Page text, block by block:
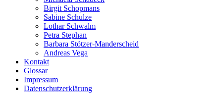
Birgit Schopmans
Sabine Schulze
Lothar Schwalm
Petra Stephan
Barbara Stötzer-Manderscheid
Andreas Vega
Kontakt
Glossar
Impressum
Datenschutzerklärung